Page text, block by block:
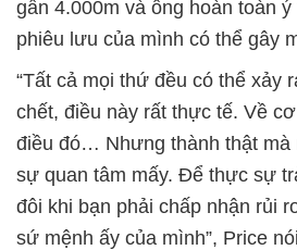
gần 4.000m và ông hoàn toàn
phiêu lưu của mình có thể gây
“Tất cả mọi thứ đều có thể xảy
chết, điều này rất thực tế. Về
điều đó… Nhưng thành thật mà
sự quan tâm mấy. Để thực sự
đôi khi bạn phải chấp nhận rủi
sứ mệnh ấy của mình”, Price